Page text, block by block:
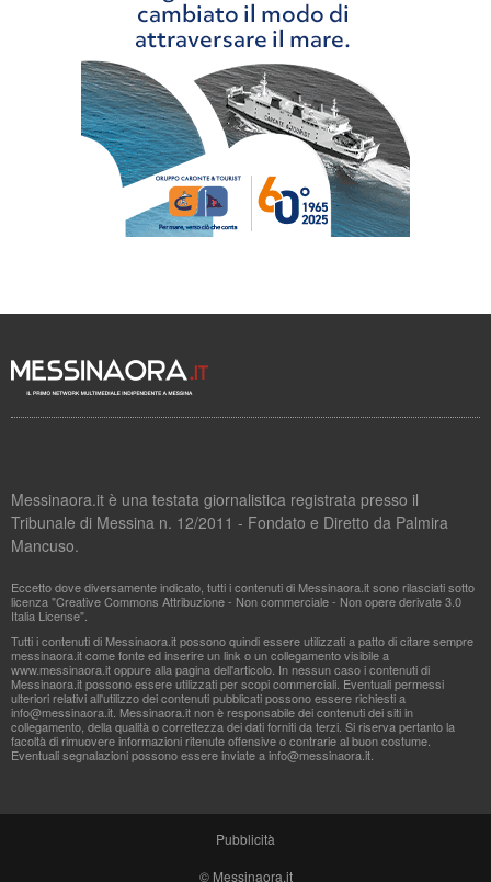
Messinaora.it è una testata giornalistica registrata presso il
Tribunale di Messina n. 12/2011 - Fondato e Diretto da Palmira
Mancuso.
Eccetto dove diversamente indicato, tutti i contenuti di Messinaora.it sono rilasciati sotto
licenza "Creative Commons Attribuzione - Non commerciale - Non opere derivate 3.0
Italia License".
Tutti i contenuti di Messinaora.it possono quindi essere utilizzati a patto di citare sempre
messinaora.it come fonte ed inserire un link o un collegamento visibile a
www.messinaora.it oppure alla pagina dell'articolo. In nessun caso i contenuti di
Messinaora.it possono essere utilizzati per scopi commerciali. Eventuali permessi
ulteriori relativi all'utilizzo dei contenuti pubblicati possono essere richiesti a
info@messinaora.it . Messinaora.it non è responsabile dei contenuti dei siti in
collegamento, della qualità o correttezza dei dati forniti da terzi. Si riserva pertanto la
facoltà di rimuovere informazioni ritenute offensive o contrarie al buon costume.
Eventuali segnalazioni possono essere inviate ainfo@messinaora.it
Pubblicità
© Messinaora.it